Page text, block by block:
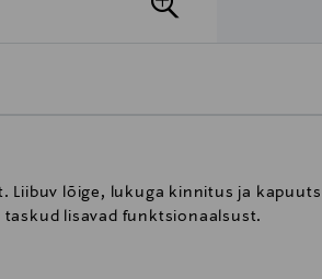
lõige, lukuga kinnitus ja
taskud lisavad funktsionaalsust.